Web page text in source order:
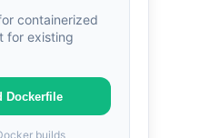
containerized
for existing
Dockerfile
builds